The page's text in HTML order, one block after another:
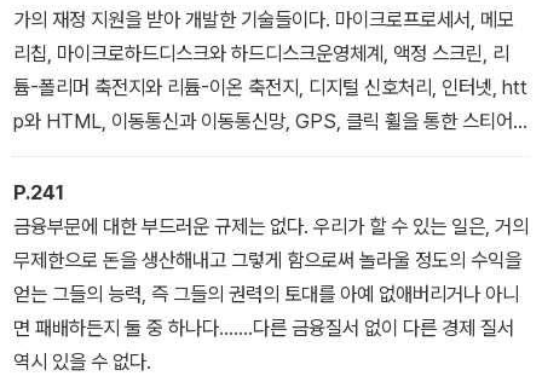
는다는 주장을 내세워 최소한으로 축소해버렸다.......세 번째 차원은
공익 기관들과 공적 통제를 받던 부문들이 개인 이익사냥꾼들의 새로
운 놀이터로 바뀌었다. 이 과정은 주택시장, 우편, 전화, 에너지공급
그리고 철도에서 시작돼.......수도, 근거리 교통, 쓰레기 처리로 나갔
고 마침내 학교, 대학, 노약자보호시설 및 병원을 포함하게 되었다.
가의 재정 지원을 받아 개발한 기술들이다. 마이크로프로세서, 메모
리칩, 마이크로하드디스크와 하드디스크운영체계, 액정 스크린, 리
튬-폴리머 축전지와 리튬-이온 축전지, 디지털 신호처리, 인터넷, htt
p와 HTML, 이동통신과 이동통신망, GPS, 클릭 휠을 통한 스티어
링, 멀티터치 스크린, 음성인식 SIRI 등 모든 핵심 기술들은 공적 자
금으로 국가의 책임 아래 발전했다.
P.241
금융부문에 대한 부드러운 규제는 없다. 우리가 할 수 있는 일은, 거의
무제한으로 돈을 생산해내고 그렇게 함으로써 놀라울 정도의 수익을
얻는 그들의 능력, 즉 그들의 권력의 토대를 아예 없애버리거나 아니
면 패배하든지 둘 중 하나다.......다른 금융질서 없이 다른 경제 질서
역시 있을 수 없다.